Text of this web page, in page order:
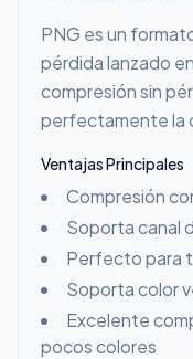
PNG es un
pérdida lanzado
compresión sin
perfectamente la
Ventajas Principales
Compresión
Soporta canal
Perfecto para
Soporta color
Excelente
pocos colores